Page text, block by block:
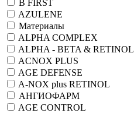
B FIRST
AZULENE
Материалы
ALPHA COMPLEX
ALPHA - BETA & RETINOL
ACNOX PLUS
AGE DEFENSE
A-NOX plus RETINOL
АНГИОФАРМ
AGE CONTROL